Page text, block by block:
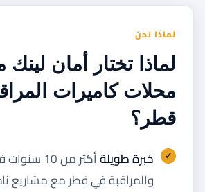
لماذا نحن
لماذا تختار أمان
محلات كاميرات
قطر؟
خبرة طويلة
أكثر من
والمراقبة في قطر مع مشاريع